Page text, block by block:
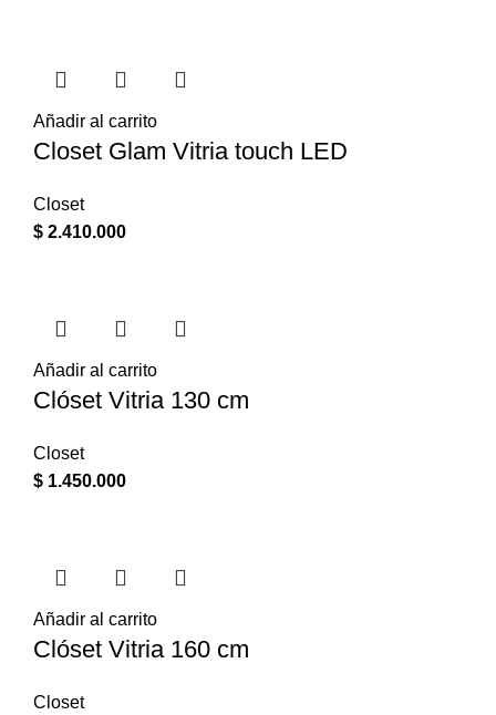
Añadir al carrito
Closet Glam Vitria touch LED
Closet
$ 2.410.000
Añadir al carrito
Clóset Vitria 130 cm
Closet
$ 1.450.000
Añadir al carrito
Clóset Vitria 160 cm
Closet